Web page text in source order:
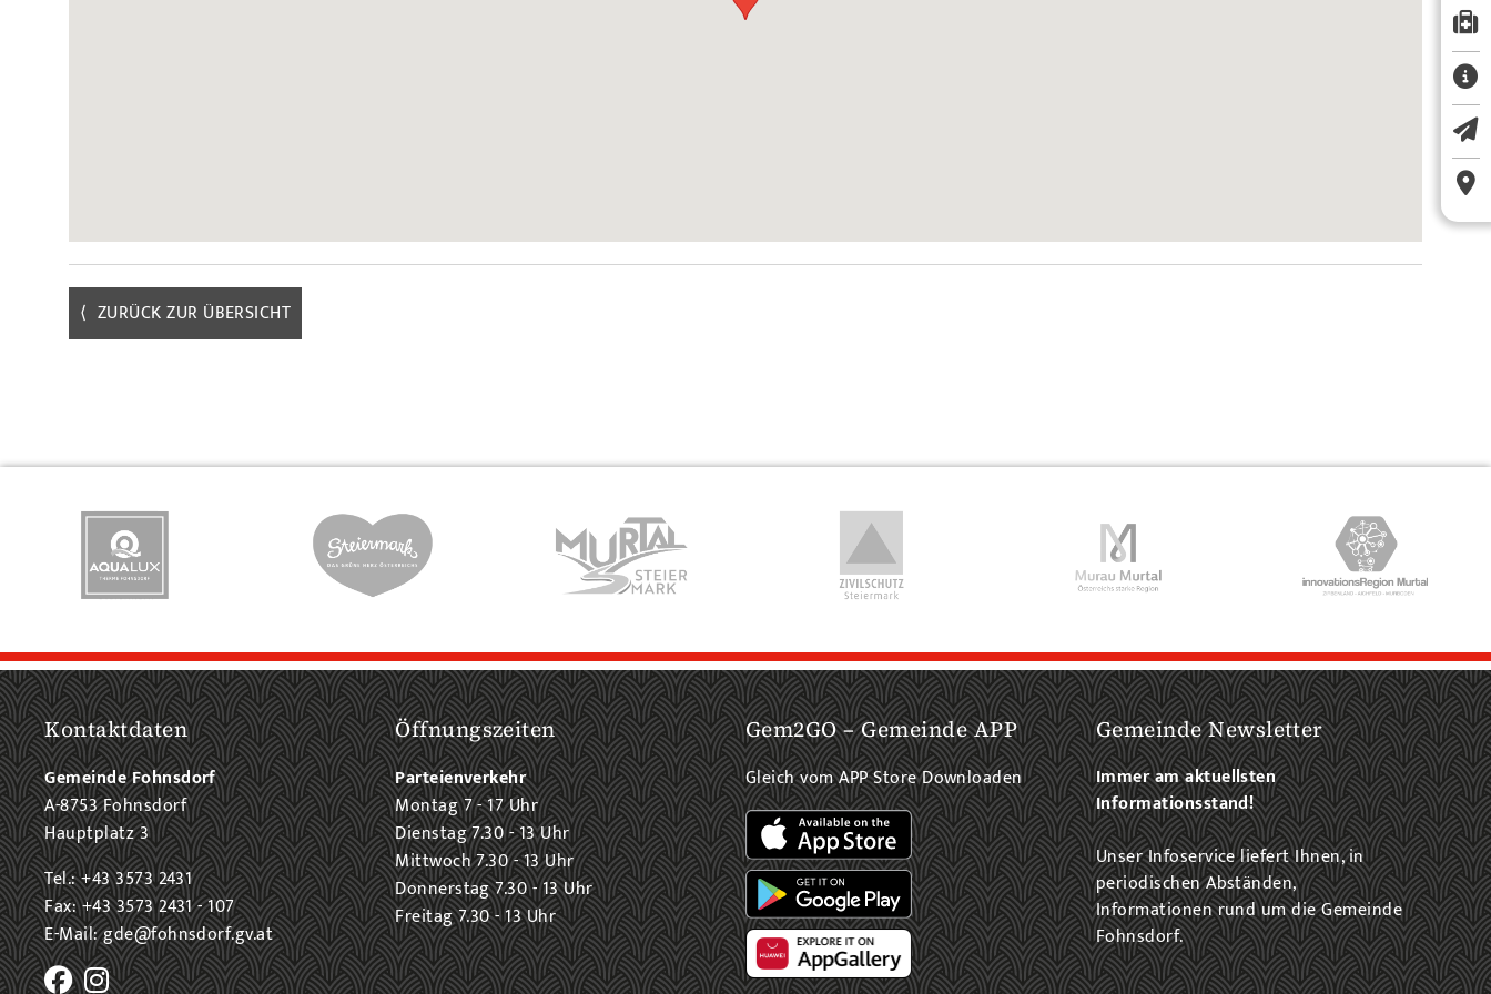
⟨ ZURÜCK ZUR ÜBERSICHT
Kontaktdaten
Gemeinde Fohnsdorf
A-8753 Fohnsdorf
Hauptplatz 3
Tel.: +43 3573 2431
Fax: +43 3573 2431 - 107
E-Mail: gde@fohnsdorf.gv.at
Öffnungszeiten
Parteienverkehr
Montag 7 - 17 Uhr
Dienstag 7.30 - 13 Uhr
Mittwoch 7.30 - 13 Uhr
Donnerstag 7.30 - 13 Uhr
Freitag 7.30 - 13 Uhr
Gem2GO – Gemeinde APP
Gleich vom APP Store Downloaden
Gemeinde Newsletter
Immer am aktuellsten
Informationsstand!
Unser Infoservice liefert Ihnen, in
periodischen Abständen,
Informationen rund um die Gemeinde
Fohnsdorf.